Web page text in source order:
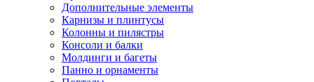
Дополнительные элементы
Карнизы и плинтусы
Колонны и пилястры
Консоли и балки
Молдинги и багеты
Панно и орнаменты